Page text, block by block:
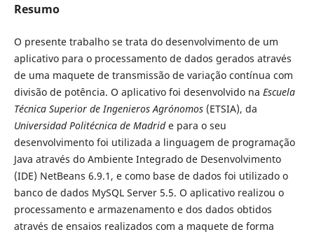
Resumo
O presente trabalho se trata do desenvolvimento de um
aplicativo para o processamento de dados gerados através
de uma maquete de transmissão de variação contínua com
divisão de potência. O aplicativo foi desenvolvido na Escuela
Técnica Superior de Ingenieros Agrónomos(ETSIA), da
Universidad Politécnica de Madride para o seu
desenvolvimento foi utilizada a linguagem de programação
Java através do Ambiente Integrado de Desenvolvimento
(IDE) NetBeans 6.9.1, e como base de dados foi utilizado o
banco de dados MySQL Server 5.5. O aplicativo realizou o
processamento e armazenamento e dos dados obtidos
através de ensaios realizados com a maquete de forma